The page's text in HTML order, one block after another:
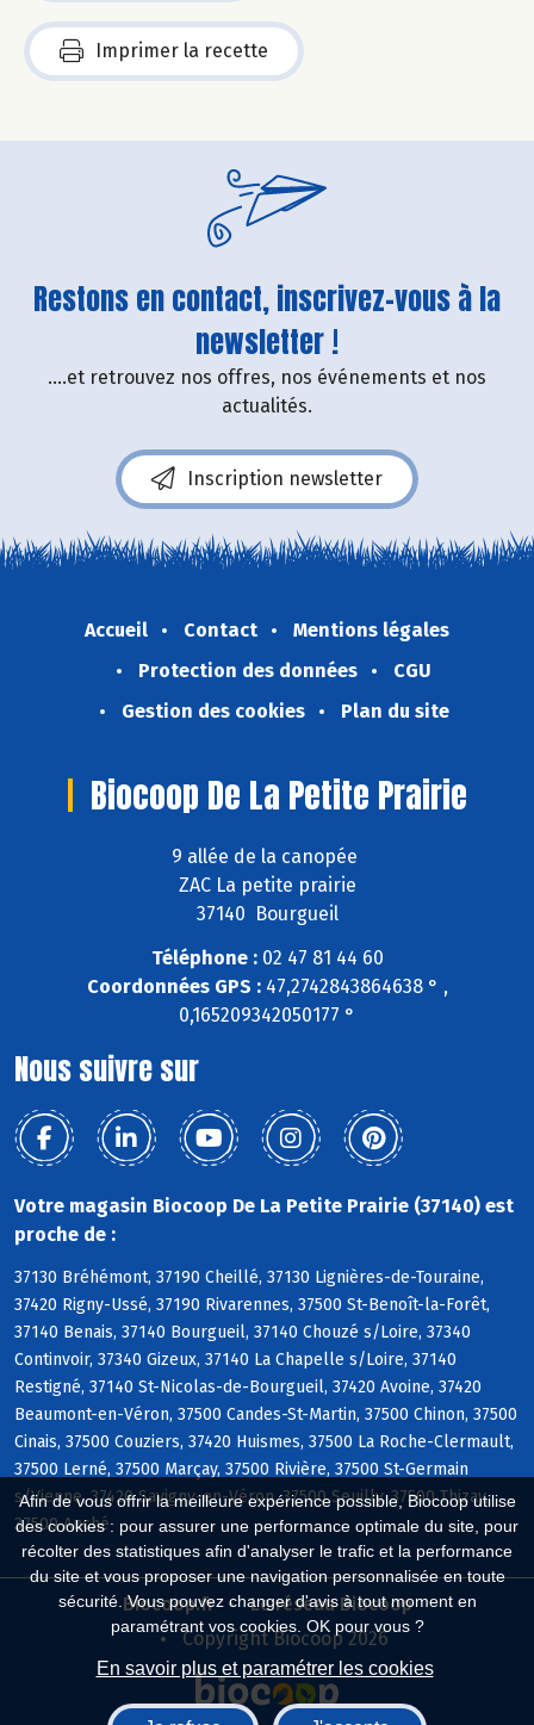
Afin de vous offrir la meilleure expérience possible, Biocoop utilise
des cookies : pour assurer une performance optimale du site, pour
récolter des statistiques afin d'analyser le trafic et la performance
du site et vous proposer une navigation personnalisée en toute
sécurité. Vous pouvez changer d'avis à tout moment en
paramétrant vos cookies. OK pour vous ?
En savoir plus et paramétrer les cookies
Imprimer la recette
Restons en contact, inscrivez-vous à la
newsletter !
....et retrouvez nos offres, nos événements et nos
actualités.
Inscription newsletter
Accueil Contact
Mentions légales
Protection des données
CGU
Gestion des cookies
Plan du site
Biocoop De La Petite Prairie
9 allée de la canopée
ZAC La petite prairie
37140 Bourgueil
Téléphone :02 47 81 44 60
Coordonnées GPS :47,2742843864638 ° ,
0,165209342050177 °
Nous suivre sur
Votre magasin Biocoop De La Petite Prairie (37140) est
proche de :
37130 Bréhémont, 37190 Cheillé, 37130 Lignières-de-Touraine,
37420 Rigny-Ussé, 37190 Rivarennes, 37500 St-Benoît-la-Forêt,
37140 Benais, 37140 Bourgueil, 37140 Chouzé s/Loire, 37340
Continvoir, 37340 Gizeux, 37140 La Chapelle s/Loire, 37140
Restigné, 37140 St-Nicolas-de-Bourgueil, 37420 Avoine, 37420
Beaumont-en-Véron, 37500 Candes-St-Martin, 37500 Chinon, 37500
Cinais, 37500 Couziers, 37420 Huismes, 37500 La Roche-Clermault,
37500 Lerné, 37500 Marçay, 37500 Rivière, 37500 St-Germain
s/Vienne, 37420 Savigny-en-Véron, 37500 Seuilly, 37500 Thizay,
37500 Anché
Biocoop.fr
Le réseau Biocoop
Copyright Biocoop 2026